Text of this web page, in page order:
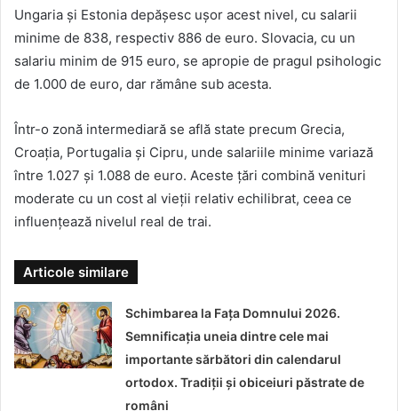
Ungaria și Estonia depășesc ușor acest nivel, cu salarii
minime de 838, respectiv 886 de euro. Slovacia, cu un
salariu minim de 915 euro, se apropie de pragul psihologic
de 1.000 de euro, dar rămâne sub acesta.
Într-o zonă intermediară se află state precum Grecia,
Croația, Portugalia și Cipru, unde salariile minime variază
între 1.027 și 1.088 de euro. Aceste țări combină venituri
moderate cu un cost al vieții relativ echilibrat, ceea ce
influențează nivelul real de trai.
Articole similare
Schimbarea la Fața Domnului 2026.
Semnificația uneia dintre cele mai
importante sărbători din calendarul
ortodox. Tradiții și obiceiuri păstrate de
români